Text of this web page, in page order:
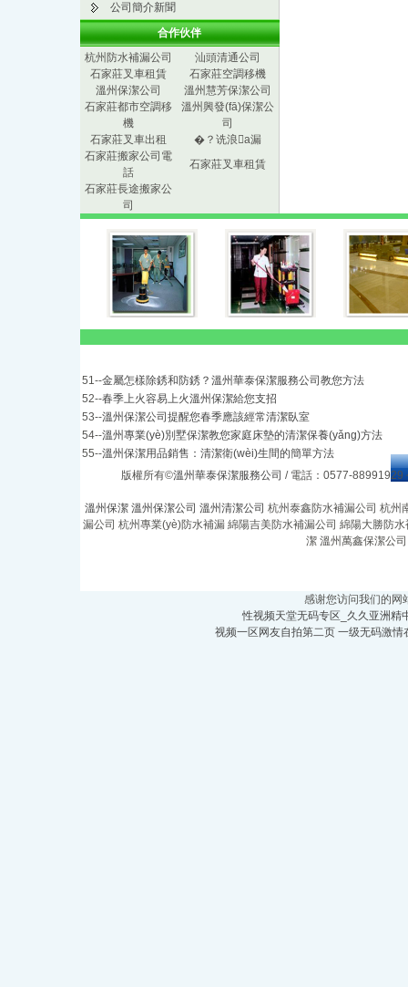
開荒保潔
家政服務
保潔用品銷售
真皮沙發(fā)清洗
工業(yè)清洗
外墻清洗
陶藝墻面清洗
日常保潔
開荒保潔
家庭保潔
溫州公興保潔公司
溫州萬鑫保潔公司
石家莊搬家
杭州為民防水工程有限公司
石家莊捷達長途搬家公司
溫州新喜保潔公司
公司簡介新聞
合作伙伴
杭州防水補漏公司
汕頭清通公司
石家莊叉車租賃
石家莊空調移機
溫州保潔公司
溫州慧芳保潔公司
石家莊都市空調移
機
溫州興發(fā)保潔公
司
石家莊叉車出租
�？诜浪a漏
石家莊搬家公司電
話
石家莊叉車租賃
石家莊長途搬家公
司
51--金屬怎樣除銹和防銹？溫州華泰保潔服務公司教您方法
52--春季上火容易上火溫州保潔給您支招
53--溫州保潔公司提醒您春季應該經常清潔臥室
54--溫州專業(yè)別墅保潔教您家庭床墊的清潔保養(yǎng)方法
55--溫州保潔用品銷售：清潔衛(wèi)生間的簡單方法
版權所有©溫州華泰保潔服務公司 / 電話：0577-88991929
溫州保潔 溫州保潔公司 溫州清潔公司 杭州泰鑫防水補漏公司 杭州
漏公司 杭州專業(yè)防水補漏 綿陽吉美防水補漏公司 綿陽大勝防水
潔 溫州萬鑫保潔公司
感谢您访问我们的网
性视频天堂无码专区_久久亚洲精
视频一区网友自拍第二页 一级无码激情